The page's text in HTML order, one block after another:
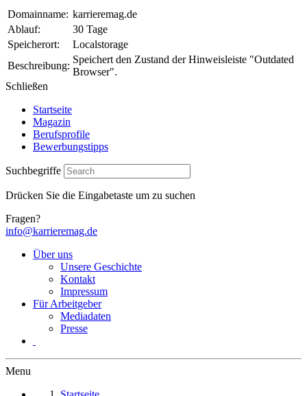
Domainname: karrieremag.de
Ablauf:
30 Tage
Speicherort:
Localstorage
Beschreibung:
Speichert den Zustand der Hinweisleiste "Outdated
Browser".
Schließen
Startseite
Magazin
Berufsprofile
Bewerbungstipps
Suchbegriffe
Drücken Sie die Eingabetaste um zu suchen
Fragen?
info@karrieremag.de
Über uns
Unsere Geschichte
Kontakt
Impressum
Für Arbeitgeber
Mediadaten
Presse
Menu